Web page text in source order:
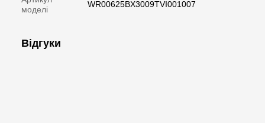
моделі
WR00625BX3009TVI001007
Відгуки